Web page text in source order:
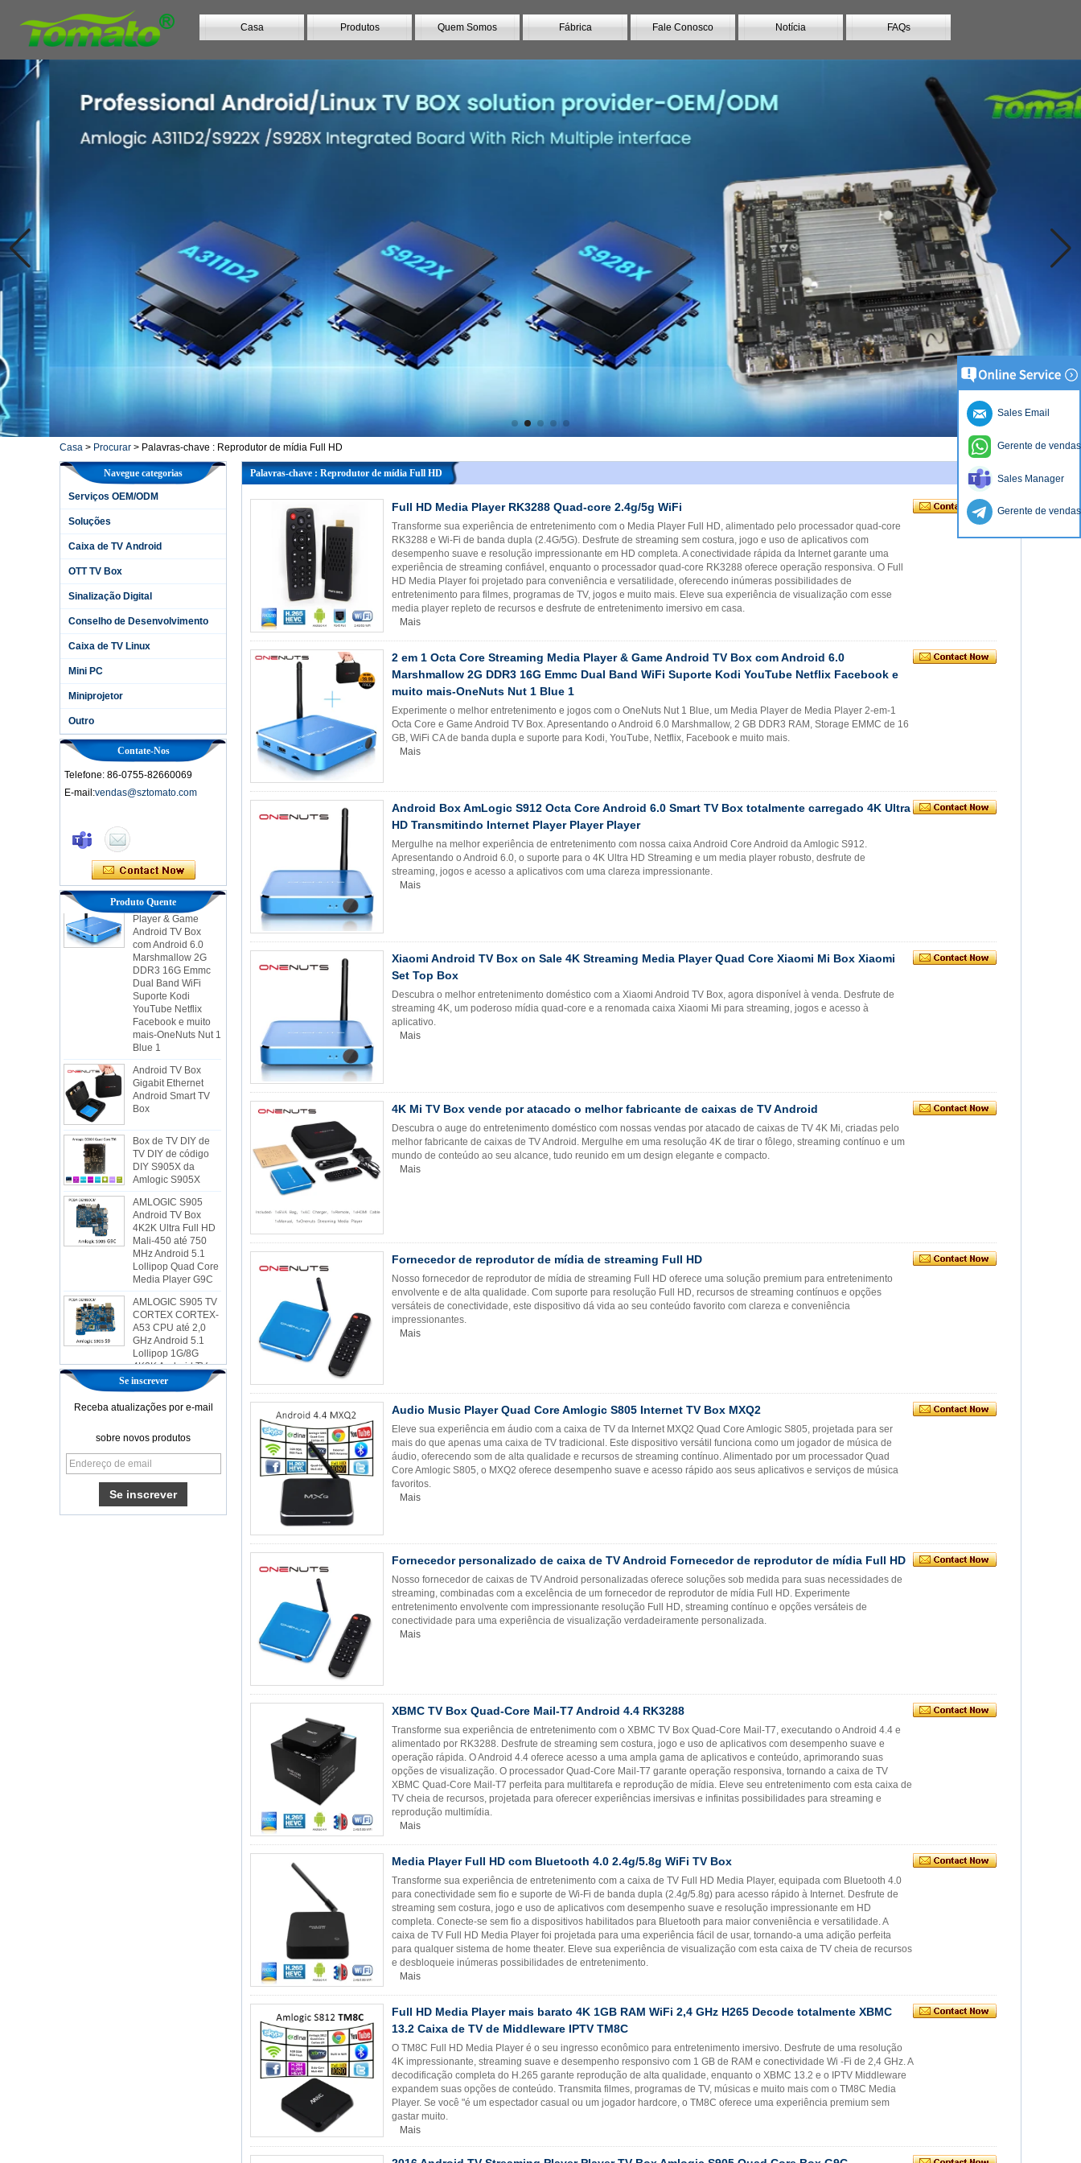
Casa Produtos Quem Somos Fábrica Fale Conosco Notícia FAQs
Casa > Procurar > Palavras-chave : Reprodutor de mídia Full HD
Navegue categorias
Serviços OEM/ODM
Soluções
Caixa de TV Android
OTT TV Box
Sinalização Digital
Conselho de Desenvolvimento
Caixa de TV Linux
Mini PC
Miniprojetor
Outro
Contate-Nos
Telefone: 86-0755-82660069
E-mail:vendas@sztomato.com
Produto Quente
2 em 1 Octa Core
Streaming Media
Player & Game
Android TV Box
com Android 6.0
Marshmallow 2G
DDR3 16G Emmc
Dual Band WiFi
Suporte Kodi
YouTube Netflix
Facebook e muito
mais-OneNuts Nut 1
Blue 1
Android TV Box
Gigabit Ethernet
Android Smart TV
Box
TV DIY de código
DIY S905X da
Amlogic S905X
AMLOGIC S905
Android TV Box
4K2K Ultra Full HD
Mali-450 até 750
MHz Android 5.1
Lollipop Quad Core
Media Player G9C
AMLOGIC S905 TV
CORTEX CORTEX-
A53 CPU até 2,0
GHz Android 5.1
Lollipop 1G/8G
4K2K Android TV
Box Player S9
A mais nova caixa
S905X Android 6.0
TV CAT CORE
Caixa de TV
Android com slot de
cartão SIM 3G/4G
Se inscrever
Receba atualizações por e-mail
sobre novos produtos
Palavras-chave : Reprodutor de mídia Full HD
Full HD Media Player RK3288 Quad-core 2.4g/5g WiFi
Transforme sua experiência de entretenimento com o Media Player Full HD, alimentado pelo processador quad-core
RK3288 e Wi-Fi de banda dupla (2.4G/5G). Desfrute de streaming sem costura, jogo e uso de aplicativos com
desempenho suave e resolução impressionante em HD completa. A conectividade rápida da Internet garante uma
experiência de streaming confiável, enquanto o processador quad-core RK3288 oferece operação responsiva. O Full
HD Media Player foi projetado para conveniência e versatilidade, oferecendo inúmeras possibilidades de
entretenimento para filmes, programas de TV, jogos e muito mais. Eleve sua experiência de visualização com esse
media player repleto de recursos e desfrute de entretenimento imersivo em casa.
Mais
2 em 1 Octa Core Streaming Media Player & Game Android TV Box com Android 6.0
Marshmallow 2G DDR3 16G Emmc Dual Band WiFi Suporte Kodi YouTube Netflix Facebook e
muito mais-OneNuts Nut 1 Blue 1
Experimente o melhor entretenimento e jogos com o OneNuts Nut 1 Blue, um Media Player de Media Player 2-em-1
Octa Core e Game Android TV Box. Apresentando o Android 6.0 Marshmallow, 2 GB DDR3 RAM, Storage EMMC de 16
GB, WiFi CA de banda dupla e suporte para Kodi, YouTube, Netflix, Facebook e muito mais.
Mais
Android Box AmLogic S912 Octa Core Android 6.0 Smart TV Box totalmente carregado 4K Ultra
HD Transmitindo Internet Player Player Player
Mergulhe na melhor experiência de entretenimento com nossa caixa Android Core Android da Amlogic S912.
Apresentando o Android 6.0, o suporte para o 4K Ultra HD Streaming e um media player robusto, desfrute de
streaming, jogos e acesso a aplicativos com uma clareza impressionante.
Mais
Xiaomi Android TV Box on Sale 4K Streaming Media Player Quad Core Xiaomi Mi Box Xiaomi
Set Top Box
Descubra o melhor entretenimento doméstico com a Xiaomi Android TV Box, agora disponível à venda. Desfrute de
streaming 4K, um poderoso mídia quad-core e a renomada caixa Xiaomi Mi para streaming, jogos e acesso à
aplicativo.
Mais
4K Mi TV Box vende por atacado o melhor fabricante de caixas de TV Android
Descubra o auge do entretenimento doméstico com nossas vendas por atacado de caixas de TV 4K Mi, criadas pelo
melhor fabricante de caixas de TV Android. Mergulhe em uma resolução 4K de tirar o fôlego, streaming contínuo e um
mundo de conteúdo ao seu alcance, tudo reunido em um design elegante e compacto.
Mais
Fornecedor de reprodutor de mídia de streaming Full HD
Nosso fornecedor de reprodutor de mídia de streaming Full HD oferece uma solução premium para entretenimento
envolvente e de alta qualidade. Com suporte para resolução Full HD, recursos de streaming contínuos e opções
versáteis de conectividade, este dispositivo dá vida ao seu conteúdo favorito com clareza e conveniência
impressionantes.
Mais
Audio Music Player Quad Core Amlogic S805 Internet TV Box MXQ2
Eleve sua experiência em áudio com a caixa de TV da Internet MXQ2 Quad Core Amlogic S805, projetada para ser
mais do que apenas uma caixa de TV tradicional. Este dispositivo versátil funciona como um jogador de música de
áudio, oferecendo som de alta qualidade e recursos de streaming contínuo. Alimentado por um processador Quad
Core Amlogic S805, o MXQ2 oferece desempenho suave e acesso rápido aos seus aplicativos e serviços de música
favoritos.
Mais
Fornecedor personalizado de caixa de TV Android Fornecedor de reprodutor de mídia Full HD
Nosso fornecedor de caixas de TV Android personalizadas oferece soluções sob medida para suas necessidades de
streaming, combinadas com a excelência de um fornecedor de reprodutor de mídia Full HD. Experimente
entretenimento envolvente com impressionante resolução Full HD, streaming contínuo e opções versáteis de
conectividade para uma experiência de visualização verdadeiramente personalizada.
Mais
XBMC TV Box Quad-Core Mail-T7 Android 4.4 RK3288
Transforme sua experiência de entretenimento com o XBMC TV Box Quad-Core Mail-T7, executando o Android 4.4 e
alimentado por RK3288. Desfrute de streaming sem costura, jogo e uso de aplicativos com desempenho suave e
operação rápida. O Android 4.4 oferece acesso a uma ampla gama de aplicativos e conteúdo, aprimorando suas
opções de visualização. O processador Quad-Core Mail-T7 garante operação responsiva, tornando a caixa de TV
XBMC Quad-Core Mail-T7 perfeita para multitarefa e reprodução de mídia. Eleve seu entretenimento com esta caixa de
TV cheia de recursos, projetada para oferecer experiências imersivas e infinitas possibilidades para streaming e
reprodução multimídia.
Mais
Media Player Full HD com Bluetooth 4.0 2.4g/5.8g WiFi TV Box
Transforme sua experiência de entretenimento com a caixa de TV Full HD Media Player, equipada com Bluetooth 4.0
para conectividade sem fio e suporte de Wi-Fi de banda dupla (2.4g/5.8g) para acesso rápido à Internet. Desfrute de
streaming sem costura, jogo e uso de aplicativos com desempenho suave e resolução impressionante em HD
completa. Conecte-se sem fio a dispositivos habilitados para Bluetooth para maior conveniência e versatilidade. A
caixa de TV Full HD Media Player foi projetada para uma experiência fácil de usar, tornando-a uma adição perfeita
para qualquer sistema de home theater. Eleve sua experiência de visualização com esta caixa de TV cheia de recursos
e desbloqueie inúmeras possibilidades de entretenimento.
Mais
Full HD Media Player mais barato 4K 1GB RAM WiFi 2,4 GHz H265 Decode totalmente XBMC
13.2 Caixa de TV de Middleware IPTV TM8C
O TM8C Full HD Media Player é o seu ingresso econômico para entretenimento imersivo. Desfrute de uma resolução
4K impressionante, streaming suave e desempenho responsivo com 1 GB de RAM e conectividade Wi -Fi de 2,4 GHz. A
decodificação completa do H.265 garante reprodução de alta qualidade, enquanto o XBMC 13.2 e o IPTV Middleware
expandem suas opções de conteúdo. Transmita filmes, programas de TV, músicas e muito mais com o TM8C Media
Player. Se você "é um espectador casual ou um jogador hardcore, o TM8C oferece uma experiência premium sem
gastar muito.
Mais
Sales Email
Gerente de vendas
Sales Manager
Gerente de vendas